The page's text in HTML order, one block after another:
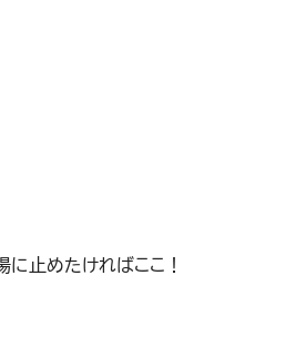
止めたければここ！